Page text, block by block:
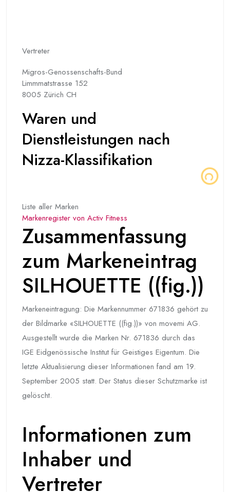
Vertreter
Migros-Genossenschafts-Bund
Limmmatstrasse 152
8005 Zürich CH
Waren und
Dienstleistungen nach
Nizza-Klassifikation
Liste aller Marken
Markenregister von Activ Fitness
Zusammenfassung
zum Markeneintrag
SILHOUETTE ((fig.))
Markeneintragung: Die Markennummer 671836 gehört zu
der Bildmarke «SILHOUETTE ((fig.))» von movemi AG.
Ausgestellt wurde die Marken Nr. 671836 durch das
IGE Eidgenössische Institut für Geistiges Eigentum. Die
letzte Aktualisierung dieser Informationen fand am 19.
September 2005 statt. Der Status dieser Schutzmarke ist
gelöscht.
Informationen zum
Inhaber und
Vertreter